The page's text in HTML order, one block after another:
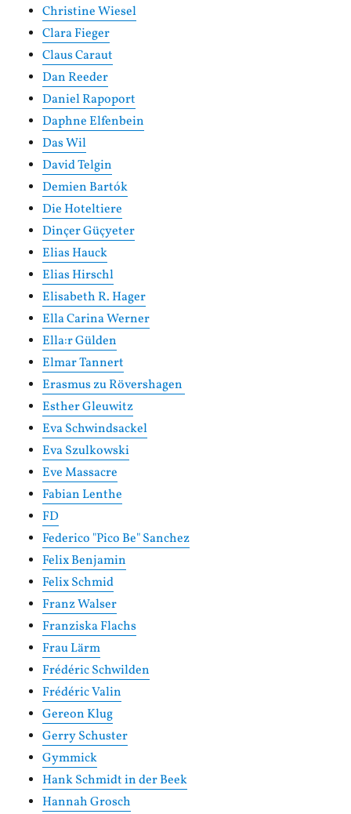
Christine Wiesel
Clara Fieger
Claus Caraut
Dan Reeder
Daniel Rapoport
Daphne Elfenbein
Das Wil
David Telgin
Demien Bartók
Die Hoteltiere
Dinçer Güçyeter
Elias Hauck
Elias Hirschl
Elisabeth R. Hager
Ella Carina Werner
Ella:r Gülden
Elmar Tannert
Erasmus zu Rövershagen
Esther Gleuwitz
Eva Schwindsackel
Eva Szulkowski
Eve Massacre
Fabian Lenthe
FD
Federico "Pico Be" Sanchez
Felix Benjamin
Felix Schmid
Franz Walser
Franziska Flachs
Frau Lärm
Frédéric Schwilden
Frédéric Valin
Gereon Klug
Gerry Schuster
Gymmick
Hank Schmidt in der Beek
Hannah Grosch